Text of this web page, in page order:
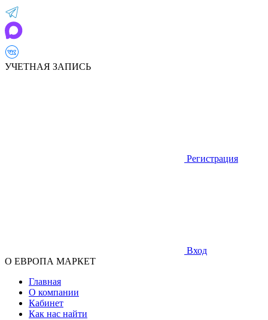
УЧЕТНАЯ ЗАПИСЬ
Регистрация
Вход
О ЕВРОПА МАРКЕТ
Главная
О компании
Кабинет
Как нас найти